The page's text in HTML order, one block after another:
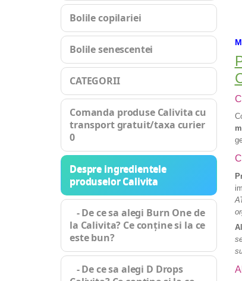
Bolile copilariei
Bolile senescentei
CATEGORII
Comanda produse Calivita cu
transport gratuit/taxa curier
0
Despre ingredientele
produselor Calivita
- De ce sa alegi Burn One de
la Calivita? Ce conține si la ce
este bun?
- De ce sa alegi D Drops